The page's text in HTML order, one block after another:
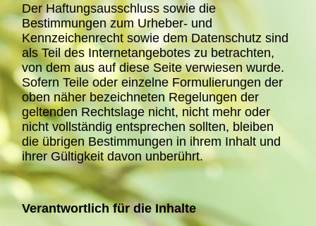
Der Haftungsausschluss sowie die
Bestimmungen zum Urheber- und
Kennzeichenrecht sowie dem Datenschutz sind
als Teil des Internetangebotes zu betrachten,
von dem aus auf diese Seite verwiesen wurde.
Sofern Teile oder einzelne Formulierungen der
oben näher bezeichneten Regelungen der
geltenden Rechtslage nicht, nicht mehr oder
nicht vollständig entsprechen sollten, bleiben
die übrigen Bestimmungen in ihrem Inhalt und
ihrer Gültigkeit davon unberührt.
Verantwortlich für die Inhalte